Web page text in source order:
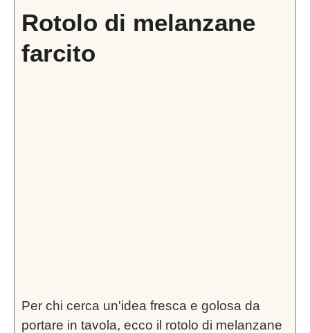
Rotolo di melanzane
farcito
Per chi cerca un'idea fresca e golosa da
portare in tavola, ecco il rotolo di melanzane